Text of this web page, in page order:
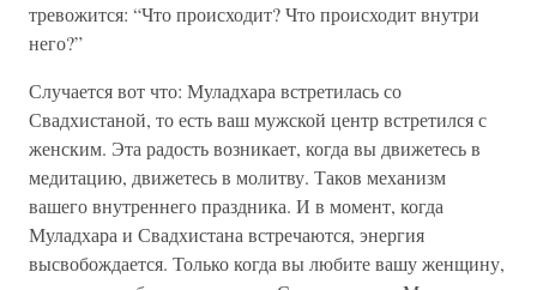
тревожится: “Что происходит? Что происходит внутри
него?”
Случается вот что: Муладхара встретилась со
Свадхистаной, то есть ваш мужской центр встретился с
женским. Эта радость возникает, когда вы движетесь в
медитацию, движетесь в молитву. Таков механизм
вашего внутреннего праздника. И в момент, когда
Муладхара и Свадхистана встречаются, энергия
высвобождается. Только когда вы любите вашу женщину,